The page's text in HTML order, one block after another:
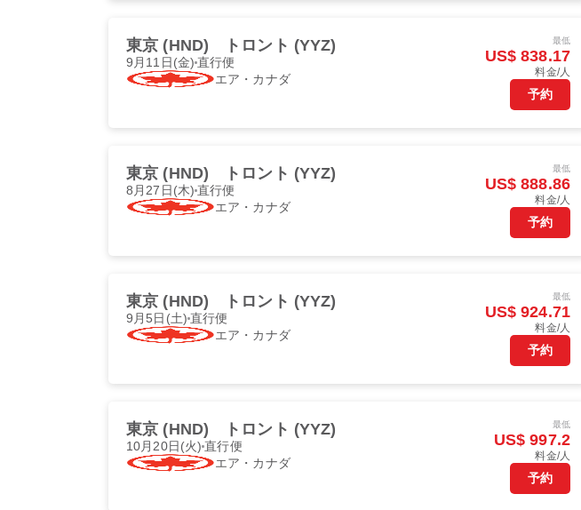
東京 (HND) トロント (YYZ)
9月11日(金)直行便
エア・カナダ
最低
US$ 838.17
料金/人
予約
東京 (HND) トロント (YYZ)
8月27日(木)直行便
エア・カナダ
最低
US$ 888.86
料金/人
予約
東京 (HND) トロント (YYZ)
9月5日(土) 直行便
エア・カナダ
最低
US$ 924.71
料金/人
予約
東京 (HND) トロント (YYZ)
10月20日(火)直行便
エア・カナダ
最低
US$ 997.2
料金/人
予約